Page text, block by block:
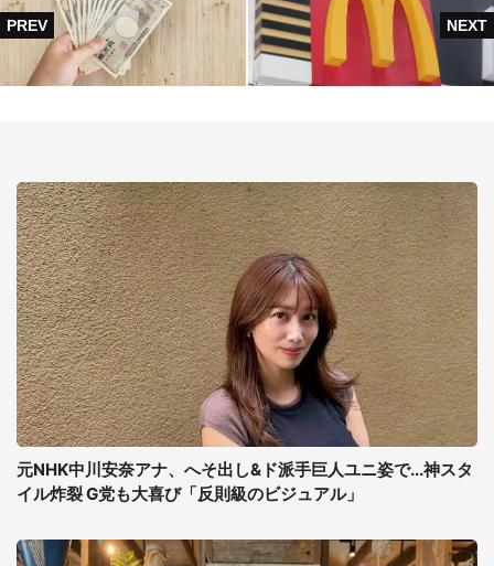
元NHK中川安奈アナ、へそ出し&ド派手巨人ユニ姿で...神スタ
イル炸裂 G党も大喜び「反則級のビジュアル」